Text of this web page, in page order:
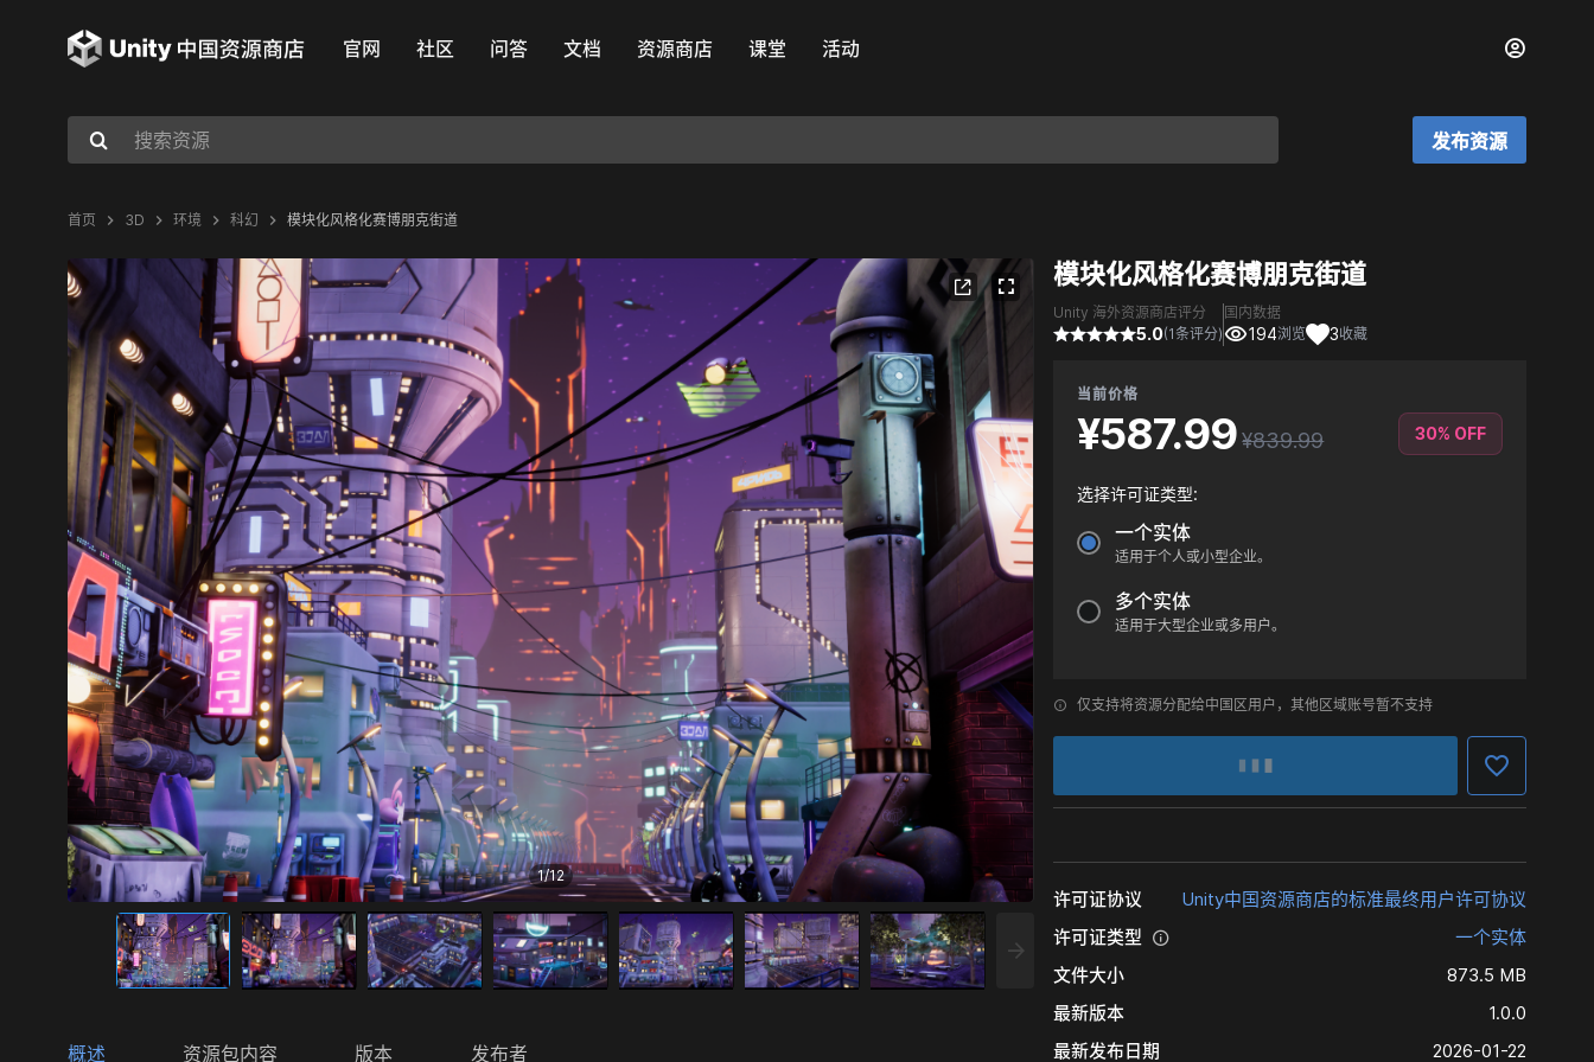
官网 社区 问答 文档 资源商店 课堂 活动
发布资源
首页 3D 环境 科幻 模块化风格化赛博朋克街道
1/12
概述 资源包内容 版本 发布者
模块化风格化赛博朋克街道
Unity 海外资源商店评分
5.0(1条评分)
国内数据
194浏览 3收藏
当前价格
¥587.99 ¥839.99 30% OFF
选择许可证类型:
一个实体
适用于个人或小型企业。
多个实体
适用于大型企业或多用户。
仅支持将资源分配给中国区用户，其他区域账号暂不支持
许可证协议
Unity中国资源商店的标准最终用户许可协议
许可证类型
一个实体
文件大小
873.5 MB
最新版本
1.0.0
最新发布日期
2026-01-22